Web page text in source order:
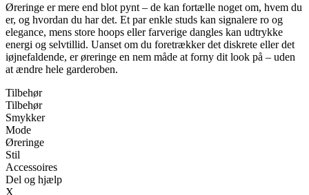
Øreringe er mere end blot pynt – de kan fortælle noget om, hvem du
er, og hvordan du har det. Et par enkle studs kan signalere ro og
elegance, mens store hoops eller farverige dangles kan udtrykke
energi og selvtillid. Uanset om du foretrækker det diskrete eller det
iøjnefaldende, er øreringe en nem måde at forny dit look på – uden
at ændre hele garderoben.
Tilbehør
Tilbehør
Smykker
Mode
Øreringe
Stil
Accessoires
Del og hjælp
X